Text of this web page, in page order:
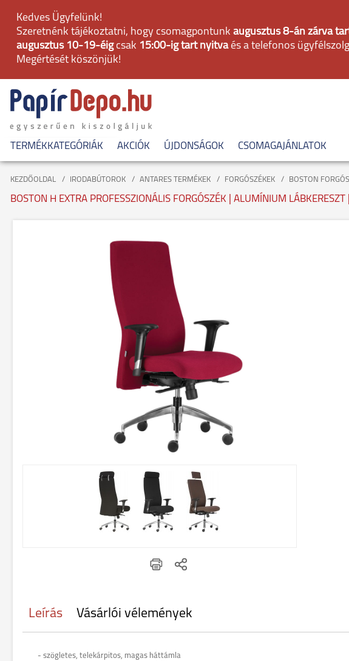
Kedves Ügyfelünk!
Szeretnénk tájékoztatni, hogy csomagpontunk augusztus 8-án zárva
augusztus 10-19-éig csak 15:00-ig tart nyitvaés a telefonos
Megértését köszönjük!
TERMÉKKATEGÓRIÁK AKCIÓK ÚJDONSÁGOK CSOMAGAJÁNLATOK
KEZDŐOLDAL IRODABÚTOROK ANTARES TERMÉKEK FORGÓSZÉKEK BOSTON
BOSTON H EXTRA PROFESSZIONÁLIS FORGÓSZÉK | ALUMÍNIUM
Leírás Vásárlói vélemények
- szögletes, telekárpitos, magas háttámla